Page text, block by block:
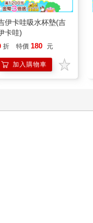
伊卡哇吸水杯墊(吉
卡哇)
折 特價 180 元
加入購物車